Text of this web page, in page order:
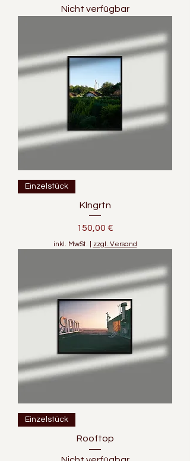
Nicht verfügbar
Einzelstück
Klngrtn
Preis
150,00 €
inkl. MwSt. zzgl. Versand
Einzelstück
Rooftop